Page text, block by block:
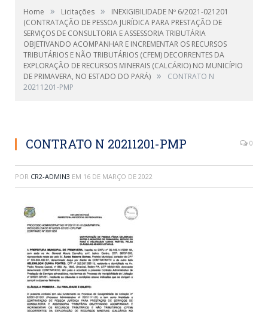
Home » Licitações »
INEXIGIBILIDADE Nº 6/2021-021201
(CONTRATAÇÃO DE PESSOA JURÍDICA PARA PRESTAÇÃO DE
SERVIÇOS DE CONSULTORIA E ASSESSORIA TRIBUTÁRIA
OBJETIVANDO ACOMPANHAR E INCREMENTAR OS RECURSOS
TRIBUTÁRIOS E NÃO TRIBUTÁRIOS (CFEM) DECORRENTES DA
EXPLORAÇÃO DE RECURSOS MINERAIS (CALCÁRIO) NO MUNICÍPIO
DE PRIMAVERA, NO ESTADO DO PARÁ) »
CONTRATO N
20211201-PMP
CONTRATO N 20211201-PMP 0
POR CR2-ADMIN3 EM 16 DE MARÇO DE 2022